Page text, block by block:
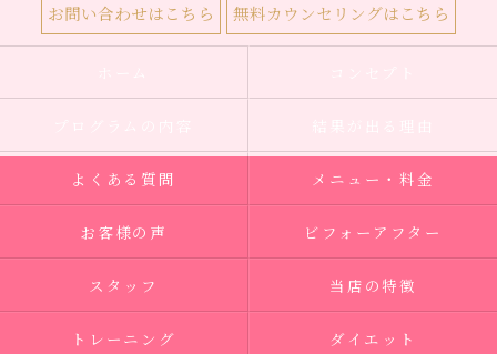
お問い合わせはこちら 無料カウンセリングはこちら
よくある質問 メニュー・料金
お客様の声 ビフォーアフター
スタッフ 当店の特徴
トレーニング ダイエット